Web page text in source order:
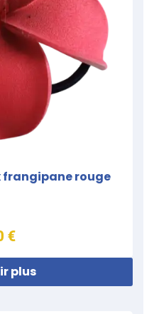
frangipane rouge
€
plus